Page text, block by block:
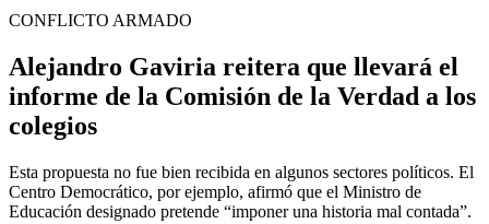
CONFLICTO ARMADO
Alejandro Gaviria reitera que llevará el
informe de la Comisión de la Verdad a los
colegios
Esta propuesta no fue bien recibida en algunos sectores políticos. El
Centro Democrático, por ejemplo, afirmó que el Ministro de
Educación designado pretende “imponer una historia mal contada”.